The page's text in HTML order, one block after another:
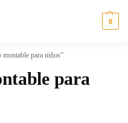
0
montable para niños”
para